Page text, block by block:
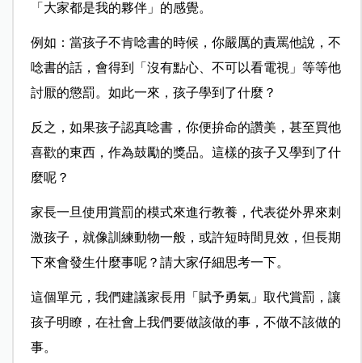
「大家都是我的夥伴」的感覺。
例如：當孩子不肯唸書的時候，你嚴厲的責罵他說，不
唸書的話，會得到「沒有點心、不可以看電視」等等他
討厭的懲罰。如此一來，孩子學到了什麼？
反之，如果孩子認真唸書，你便拚命的讚美，甚至買他
喜歡的東西，作為鼓勵的獎品。這樣的孩子又學到了什
麼呢？
家長一旦使用賞罰的模式來進行教養，代表從外界來刺
激孩子，就像訓練動物一般，或許短時間見效，但長期
下來會發生什麼事呢？請大家仔細思考一下。
這個單元，我們建議家長用「賦予勇氣」取代賞罰，讓
孩子明瞭，在社會上我們要做該做的事，不做不該做的
事。